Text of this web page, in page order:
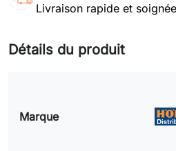
Livraison rapide et soignée
Détails du produit
Marque